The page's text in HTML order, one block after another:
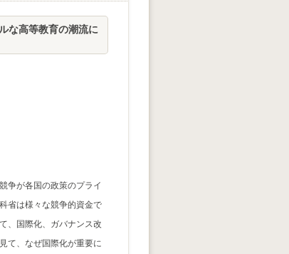
な高等教育の潮流に
争が各国の政策のプライ
省は様々な競争的資金で
、国際化、ガバナンス改
て、なぜ国際化が重要に